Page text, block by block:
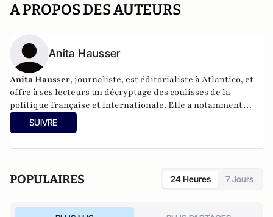
A PROPOS DES AUTEURS
Anita Hausser
Anita Hausser, journaliste, est éditorialiste à Atlantico, et
offre à ses lecteurs un décryptage des coulisses de la
politique française et internationale. Elle a notamment
publiéSarkozy, itinéraire d'une ambition
l'Archipel, 2003). Elle a également réalisé les documentaires
SUIVRE
POPULAIRES 24 Heures 7 Jours